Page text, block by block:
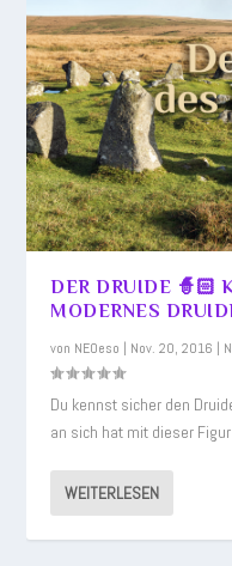
DER DRUIDE 🧙🏻
MODERNES
von NEOeso | Nov. 20, 2016 |
Du kennst sicher den
an sich hat mit dieser
WEITERLESEN